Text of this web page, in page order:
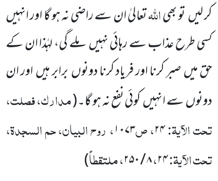
کر لیںتو بھیاللہتعالیٰ ان سے راضی نہ ہو گا اور انہیں
کسی طرح عذاب سے رہائی نہیںملے گی، لہٰذا ان کے
حق میںصبر کرنا اور فریاد کرنا دونوںبرابر ہیںاور ان
دونوںسے انہیںکوئی نفع نہ ہو گا۔(مدارک، فصلت،
تحت الآیۃ:۲۴، ص۱۰۷۳، روح البیان، حم السجدۃ،
تحت الآیۃ:۲۴،۸ / ۲۵۰ ، ملتقطاً)